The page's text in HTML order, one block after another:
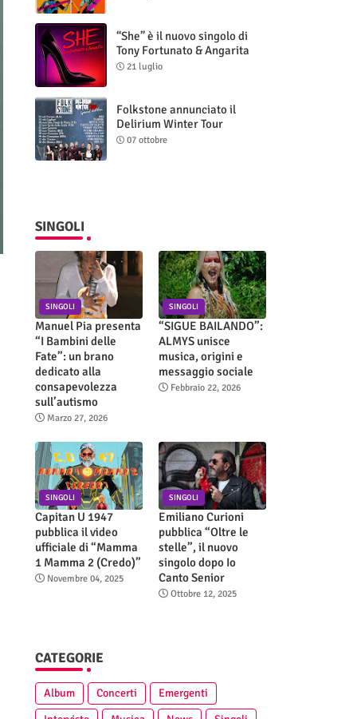
“She” è il nuovo singolo di
Tony Fortunato & Angarita
21 luglio
Folkstone annunciato il
Delirium Winter Tour
(Special Edition)
07 ottobre
SINGOLI
SINGOLI
Manuel Pia presenta
“I Bambini delle
Fate”: un brano
dedicato alla
consapevolezza
sull’autismo
Marzo 27, 2026
SINGOLI
“SIGUE BAILANDO”:
ALMYS unisce
musica, origini e
messaggio sociale
Febbraio 22, 2026
SINGOLI
Capitan U 1947
pubblica il video
ufficiale di “Mamma
1 Mamma 2 (Credo)”
Novembre 04, 2025
SINGOLI
Emiliano Curioni
pubblica “Oltre le
stelle”, il nuovo
singolo dopo Io
Canto Senior
Ottobre 12, 2025
CATEGORIE
Album Concerti
Emergenti